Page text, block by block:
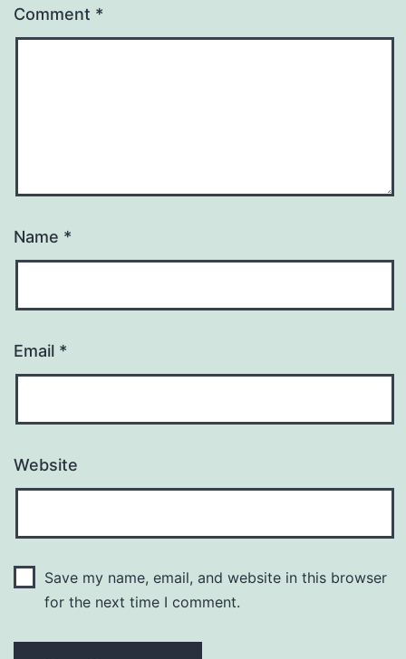
Comment *
Name *
Email *
Website
Save my name, email, and website in this browser
for the next time I comment.